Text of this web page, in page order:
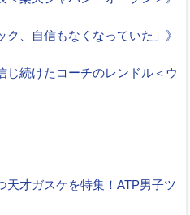
ク、自信もなくなっていた」》
じ続けたコーチのレンドル＜ウ
天才ガスケを特集！ATP男子ツ